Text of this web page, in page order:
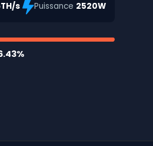
s Puissance 2520W